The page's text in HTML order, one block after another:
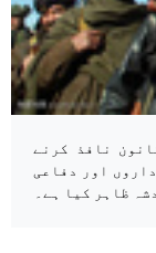
نافذ کرنے
اور دفاعی
ظاہر کیا ہے۔